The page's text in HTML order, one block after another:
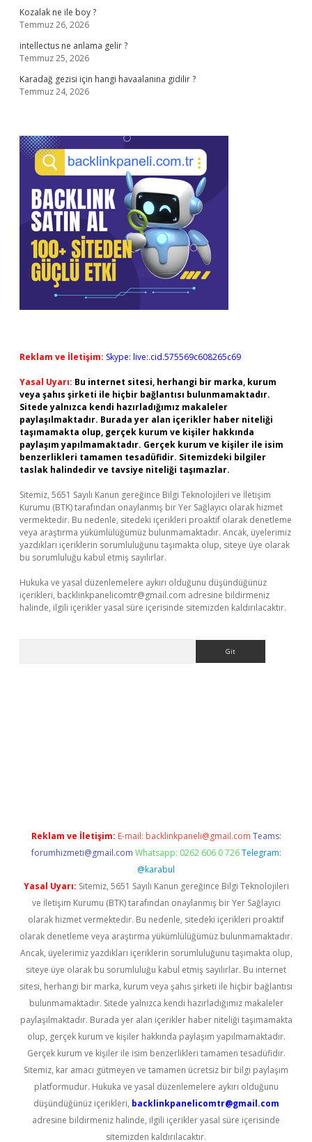
Kozalak ne ile boy ?
Temmuz 26, 2026
intellectus ne anlama gelir ?
Temmuz 25, 2026
Karadağ gezisi için hangi havaalanına gidilir ?
Temmuz 24, 2026
Reklam ve İletişim: Skype: live:.cid.575569c608265c69
Yasal Uyarı: Bu internet sitesi, herhangi bir marka, kurum
veya şahıs şirketi ile hiçbir bağlantısı bulunmamaktadır.
Sitede yalnızca kendi hazırladığımız makaleler
paylaşılmaktadır. Burada yer alan içerikler haber niteliği
taşımamakta olup, gerçek kurum ve kişiler hakkında
paylaşım yapılmamaktadır. Gerçek kurum ve kişiler ile isim
benzerlikleri tamamen tesadüfidir. Sitemizdeki bilgiler
taslak halindedir ve tavsiye niteliği taşımazlar.
Sitemiz, 5651 Sayılı Kanun gereğince Bilgi Teknolojileri ve İletişim
Kurumu (BTK) tarafından onaylanmış bir Yer Sağlayıcı olarak hizmet
vermektedir. Bu nedenle, sitedeki içerikleri proaktif olarak denetleme
veya araştırma yükümlülüğümüz bulunmamaktadır. Ancak, üyelerimiz
yazdıkları içeriklerin sorumluluğunu taşımakta olup, siteye üye olarak
bu sorumluluğu kabul etmiş sayılırlar.
Hukuka ve yasal düzenlemelere aykırı olduğunu düşündüğünüz
içerikleri, backlinkpanelicomtr@gmail.com adresine bildirmeniz
halinde, ilgili içerikler yasal süre içerisinde sitemizden kaldırılacaktır.
Reklam ve İletişim: E-mail: backlinkpaneli@gmail.com Teams:
forumhizmeti@gmail.com Whatsapp: 0262 606 0 726 Telegram:
@karabul
Yasal Uyarı: Sitemiz, 5651 Sayılı Kanun gereğince Bilgi Teknolojileri
ve İletişim Kurumu (BTK) tarafından onaylanmış bir Yer Sağlayıcı
olarak hizmet vermektedir. Bu nedenle, sitedeki içerikleri proaktif
olarak denetleme veya araştırma yükümlülüğümüz bulunmamaktadır.
Ancak, üyelerimiz yazdıkları içeriklerin sorumluluğunu taşımakta olup,
siteye üye olarak bu sorumluluğu kabul etmiş sayılırlar. Bu internet
sitesi, herhangi bir marka, kurum veya şahıs şirketi ile hiçbir bağlantısı
bulunmamaktadır. Sitede yalnızca kendi hazırladığımız makaleler
paylaşılmaktadır. Burada yer alan içerikler haber niteliği taşımamakta
olup, gerçek kurum ve kişiler hakkında paylaşım yapılmamaktadır.
Gerçek kurum ve kişiler ile isim benzerlikleri tamamen tesadüfidir.
Sitemiz, kar amacı gütmeyen ve tamamen ücretsiz bir bilgi paylaşım
platformudur. Hukuka ve yasal düzenlemelere aykırı olduğunu
düşündüğünüz içerikleri, backlinkpanelicomtr@gmail.com
adresine bildirmeniz halinde, ilgili içerikler yasal süre içerisinde
sitemizden kaldırılacaktır.